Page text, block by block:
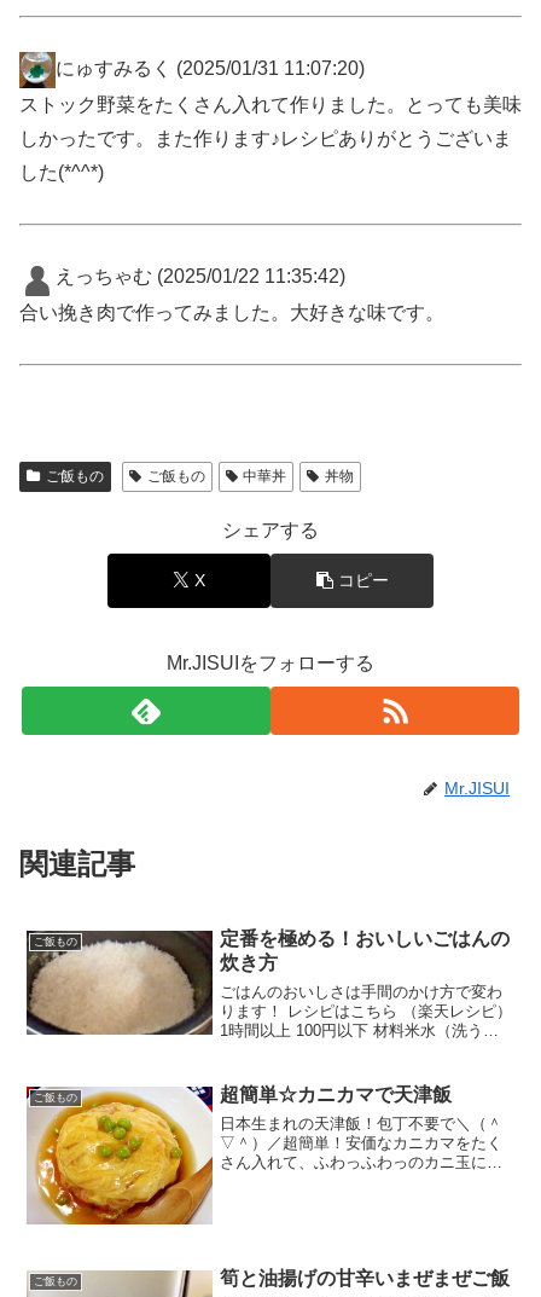
にゅすみるく
(2025/01/31 11:07:20)
ストック野菜をたくさん入れて作りました。とっても美味
しかったです。また作ります♪レシピありがとうございま
した(*^^*)
えっちゃむ (2025/01/22 11:35:42)
合い挽き肉で作ってみました。大好きな味です。
ご飯もの ご飯もの 中華丼 丼物
シェアする
X コピー
Mr.JISUIをフォローする
Mr.JISUI
関連記事
ご飯もの
定番を極める！おいしいごはんの
炊き方
ごはんのおいしさは手間のかけ方で変わ
ります！ レシピはこちら （楽天レシピ）
1時間以上 100円以下 材料米水（洗う
ご飯もの 超簡単☆カニカマで天津飯
日本生まれの天津飯！包丁不要で＼（＾
▽＾）／超簡単！安価なカニカマをたく
さん入れて、ふわっふわっのカニ玉にた
ご飯もの 筍と油揚げの甘辛いまぜまぜご飯